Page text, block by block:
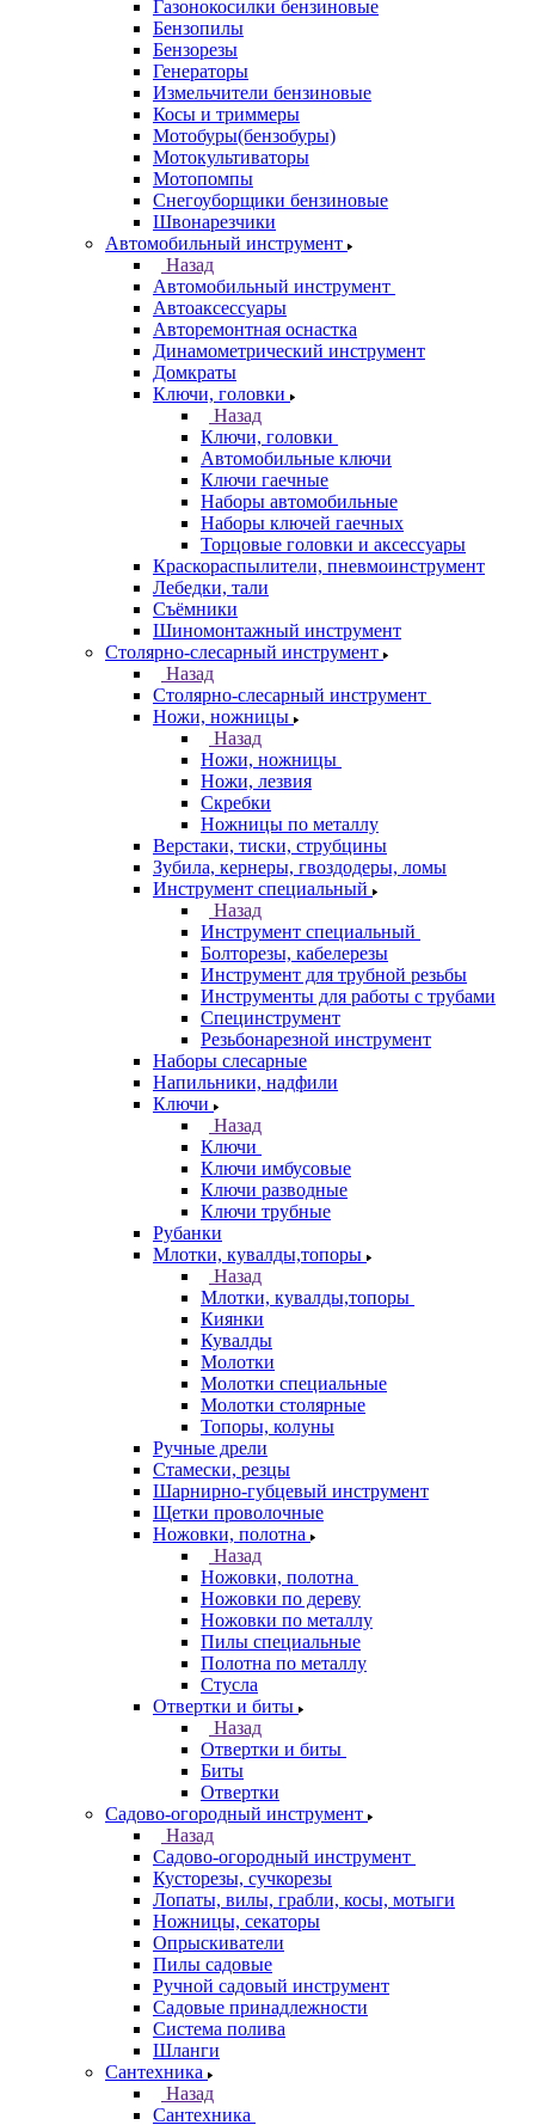
Газонокосилки бензиновые
Бензопилы
Бензорезы
Генераторы
Измельчители бензиновые
Косы и триммеры
Мотобуры(бензобуры)
Мотокультиваторы
Мотопомпы
Снегоуборщики бензиновые
Швонарезчики
Автомобильный инструмент
Назад
Автомобильный инструмент
Автоаксессуары
Авторемонтная оснастка
Динамометрический инструмент
Домкраты
Ключи, головки
Назад
Ключи, головки
Автомобильные ключи
Ключи гаечные
Наборы автомобильные
Наборы ключей гаечных
Торцовые головки и аксессуары
Краскораспылители, пневмоинструмент
Лебедки, тали
Съёмники
Шиномонтажный инструмент
Столярно-слесарный инструмент
Назад
Столярно-слесарный инструмент
Ножи, ножницы
Назад
Ножи, ножницы
Ножи, лезвия
Скребки
Ножницы по металлу
Верстаки, тиски, струбцины
Зубила, кернеры, гвоздодеры, ломы
Инструмент специальный
Назад
Инструмент специальный
Болторезы, кабелерезы
Инструмент для трубной резьбы
Инструменты для работы с трубами
Специнструмент
Резьбонарезной инструмент
Наборы слесарные
Напильники, надфили
Ключи
Назад
Ключи
Ключи имбусовые
Ключи разводные
Ключи трубные
Рубанки
Млотки, кувалды,топоры
Назад
Млотки, кувалды,топоры
Киянки
Кувалды
Молотки
Молотки специальные
Молотки столярные
Топоры, колуны
Ручные дрели
Стамески, резцы
Шарнирно-губцевый инструмент
Щетки проволочные
Ножовки, полотна
Назад
Ножовки, полотна
Ножовки по дереву
Ножовки по металлу
Пилы специальные
Полотна по металлу
Стусла
Отвертки и биты
Назад
Отвертки и биты
Биты
Отвертки
Садово-огородный инструмент
Назад
Садово-огородный инструмент
Кусторезы, сучкорезы
Лопаты, вилы, грабли, косы, мотыги
Ножницы, секаторы
Опрыскиватели
Пилы садовые
Ручной садовый инструмент
Садовые принадлежности
Система полива
Шланги
Сантехника
Назад
Сантехника